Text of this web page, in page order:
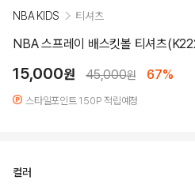
NBA KIDS 티셔츠
NBA 스프레이 배스킷볼 티셔츠
15,000원 45,000원 67%
스타일포인트 150P 적립예정
컬러